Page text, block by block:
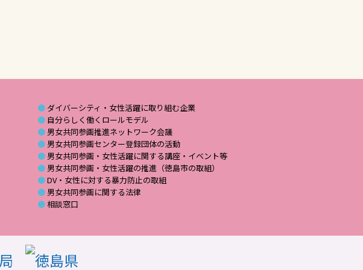
ダイバーシティ・女性活躍に取り組む企業
自分らしく働くロールモデル
男女共同参画推進ネットワーク会議
男女共同参画センター登録団体の活動
男女共同参画・女性活躍に関する講座・イベント等
男女共同参画・女性活躍の推進（徳島市の取組）
DV・女性に対する暴力防止の取組
男女共同参画に関する法律
相談窓口